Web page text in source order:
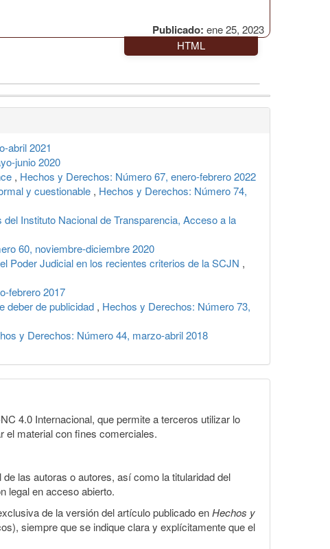
Publicado: ene 25, 2023
HTML
abril 2021
junio 2020
, Hechos y Derechos: Número 67, enero-febrero 2022
y cuestionable , Hechos y Derechos: Número 74,
Instituto Nacional de Transparencia, Acceso a la
60, noviembre-diciembre 2020
Poder Judicial en los recientes criterios de la SCJN ,
febrero 2017
deber de publicidad , Hechos y Derechos: Número 73,
y Derechos: Número 44, marzo-abril 2018
4.0 Internacional, que permite a terceros utilizar lo
el material con fines comerciales.
las autoras o autores, así como la titularidad del
legal en acceso abierto.
de la versión del artículo publicado enHechos y
siempre que se indique clara y explícitamente que el